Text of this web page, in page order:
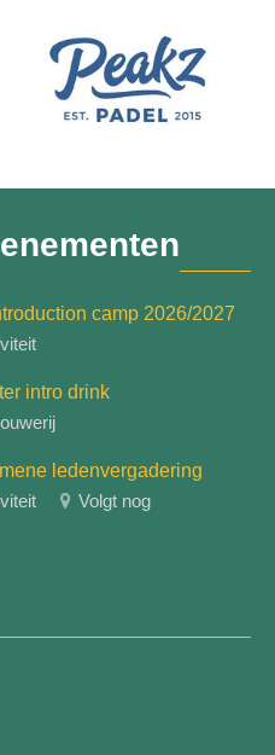
camp 2026/2027
intro drink
ledenvergadering
Volgt nog